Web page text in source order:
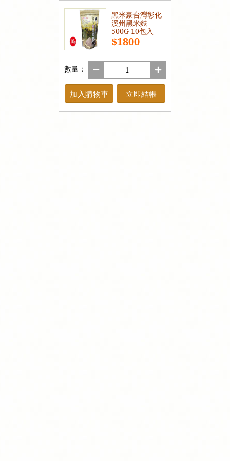
黑米豪台灣彰化
溪州黑米麩
500G-10包入
$1800
數量：
加入購物車 立即結帳